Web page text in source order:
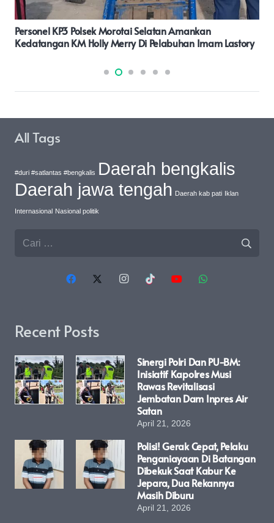
Lastory
Hari Bhayangkara Ke-79, Polda Maluku Utara
Bakti Religi Bersihkan Tempat Ibadah
Recent Posts
Sinergi Polri Dan PU-BM:
Inisiatif Kapolres Musi
Rawas Revitalisasi
Jembatan Dam Inpres Air
Satan
April 21, 2026
Polisi! Gerak Cepat, Pelaku
Penganiayaan Di Batangan
Dibekuk Saat Kabur Ke
Jepara, Dua Rekannya
Masih Diburu
April 21, 2026
All Tags
#duri #satlantas #bengkalis Daerah bengkalis
Daerah jawa tengah Daerah kab pati Iklan
Internasional Nasional politik
Cari